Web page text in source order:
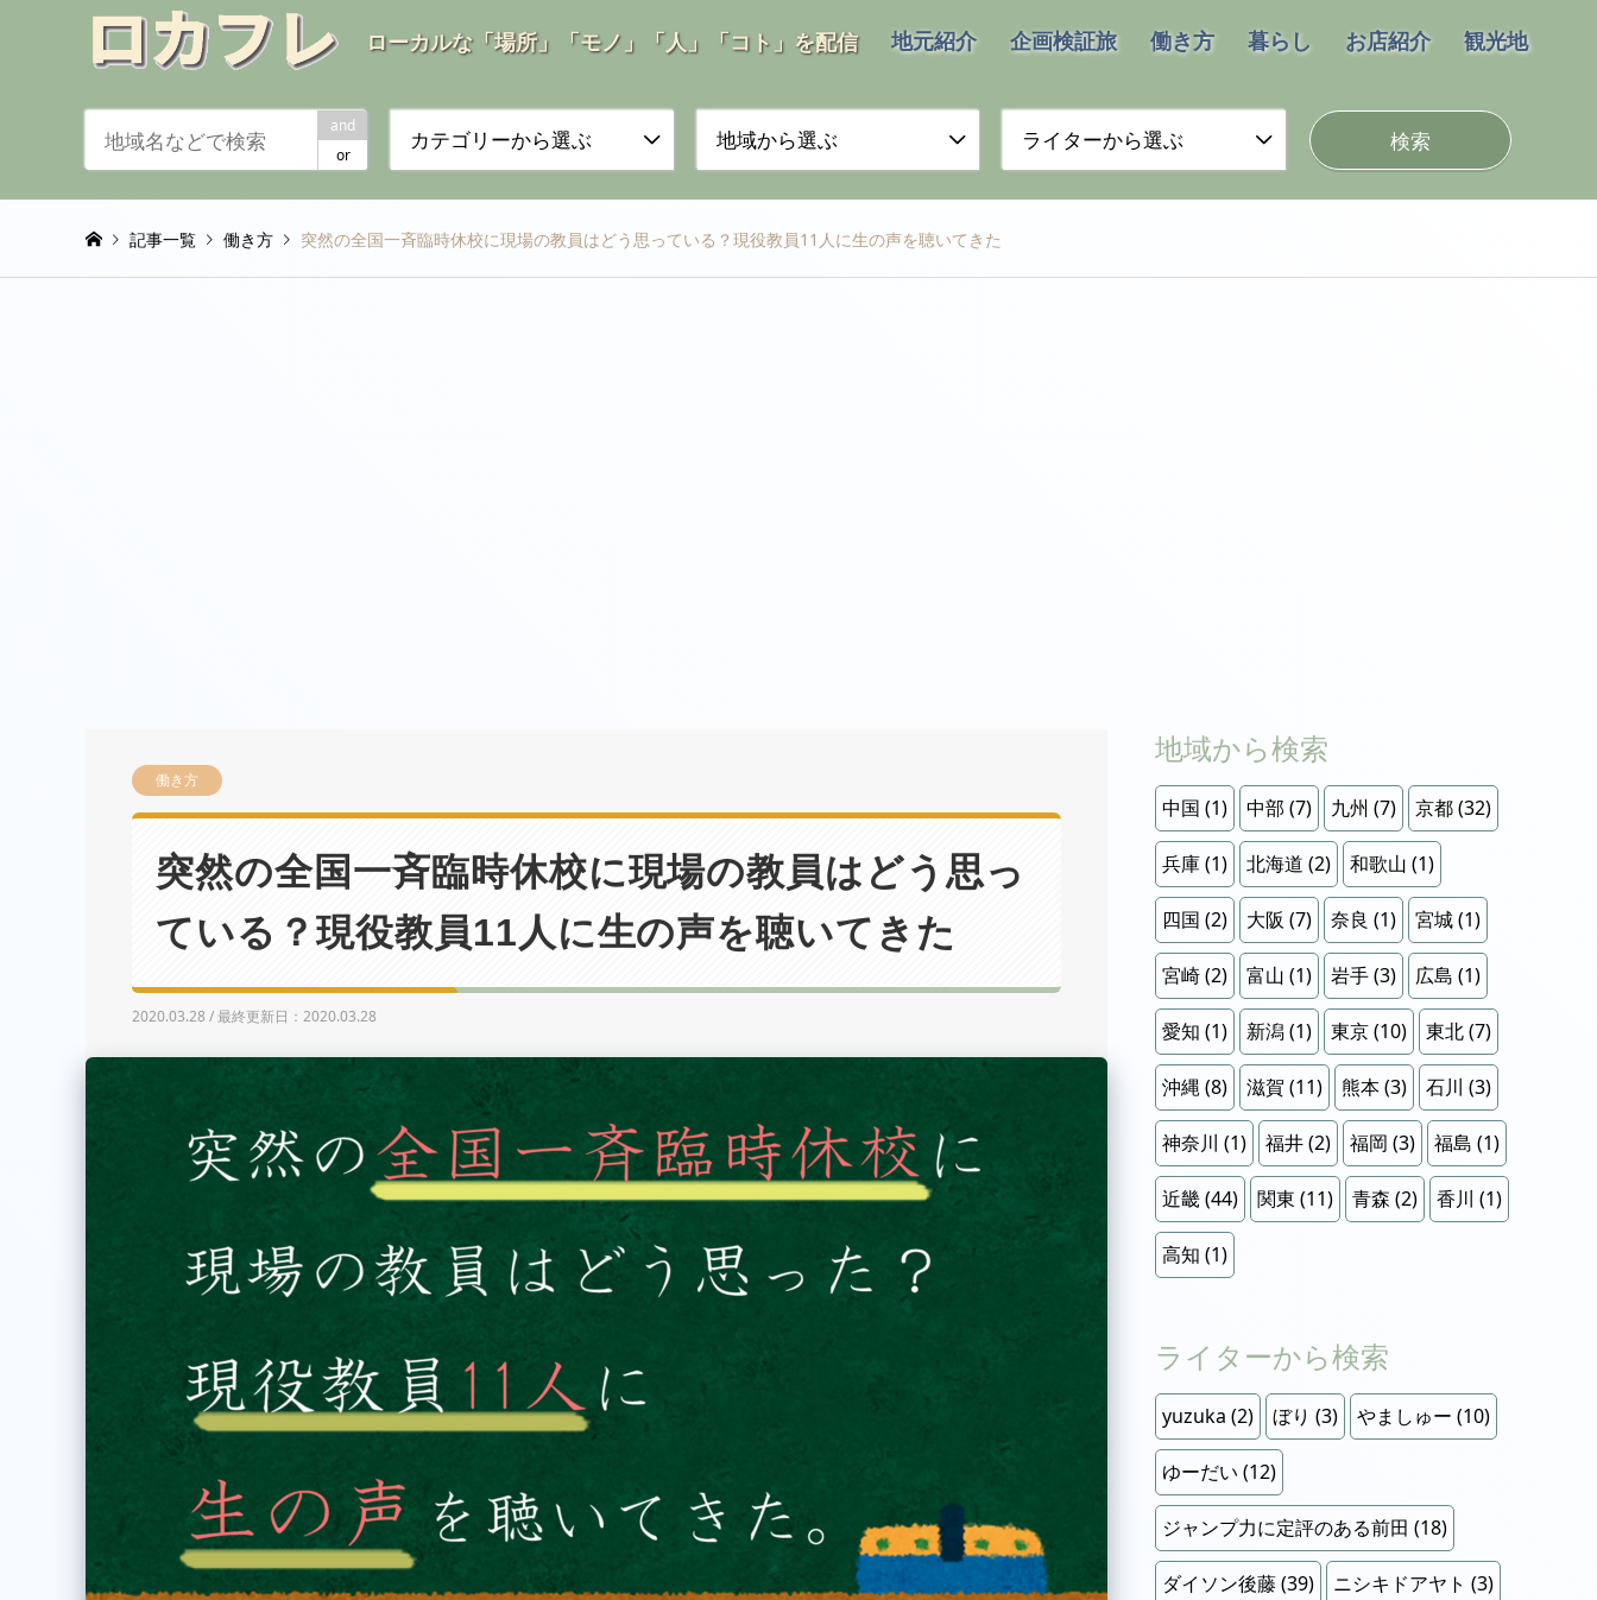
ローカルな「場所」「モノ」「人」「コト」を配信 地元紹介 企画検証旅 働き方 暮らし お店紹介 観光地
and
or
カテゴリーから選ぶ 地域から選ぶ ライターから選ぶ
記事一覧 働き方 突然の全国一斉臨時休校に現場の教員はどう思っている？現役教員11人に生の声を聴いてきた
働き方
突然の全国一斉臨時休校に現場の教員はどう思っ
ている？現役教員11人に生の声を聴いてきた
2020.03.28 / 最終更新日：2020.03.28
地域から検索
中国 (1) 中部 (7) 九州 (7) 京都(32)
兵庫(1) 北海道 (2) 和歌山 (1)
四国 (2) 大阪 (7) 奈良 (1) 宮城(1)
宮崎(2) 富山 (1) 岩手(3) 広島 (1)
愛知 (1) 新潟(1) 東京(10) 東北(7)
沖縄(8) 滋賀 (11) 熊本(3) 石川 (3)
神奈川 (1) 福井(2) 福岡 (3) 福島 (1)
近畿(44) 関東 (11) 青森 (2) 香川 (1)
高知 (1)
ライターから検索
yuzuka (2) ぼり (3) やましゅー (10)
ゆーだい (12)
ジャンプ力に定評のある前田 (18)
ダイソン後藤(39) ニシキドアヤト (3)